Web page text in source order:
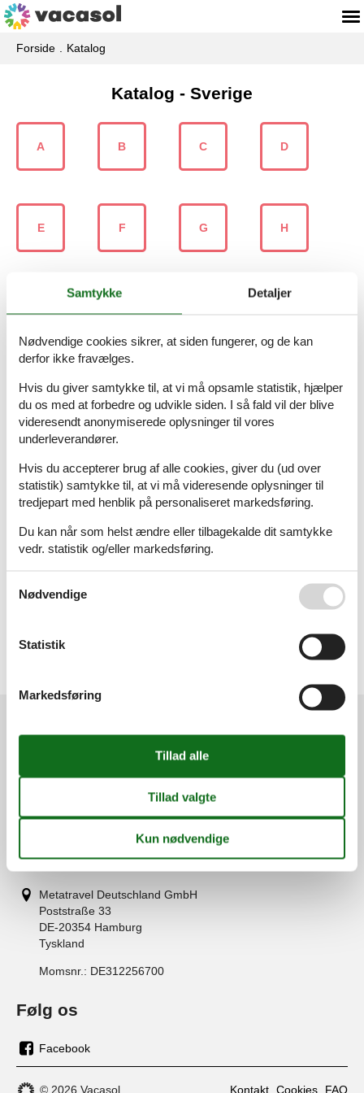
Forside Katalog
Katalog - Sverige
A B C D
E F G H
M N O P
R S T U
V Y Ä
Åbningstider
Find os
Metatravel Deutschland GmbH
Poststraße 33
DE-20354 Hamburg
Tyskland
Momsnr.: DE312256700
Følg os
os
på
Facebook
© 2026 Vacasol Kontakt Cookies FAQ
Samtykke Detaljer
Nødvendige cookies sikrer, at siden fungerer, og de kan
derfor ikke fravælges.
Hvis du giver samtykke til, at vi må opsamle statistik, hjælper
du os med at forbedre og udvikle siden. I så fald vil der blive
videresendt anonymiserede oplysninger til vores
underleverandører.
Hvis du accepterer brug af alle cookies, giver du (ud over
statistik) samtykke til, at vi må videresende oplysninger til
tredjepart med henblik på personaliseret markedsføring.
Du kan når som helst ændre eller tilbagekalde dit samtykke
vedr. statistik og/eller markedsføring.
Nødvendige
Statistik
Markedsføring